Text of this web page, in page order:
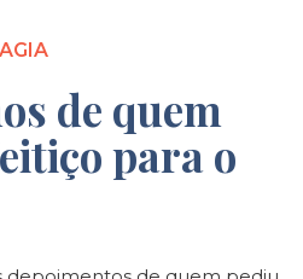
de quem
para o